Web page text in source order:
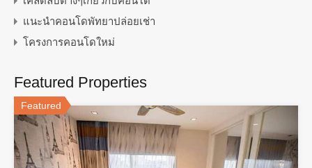
แนะนำคอนโดพัทยาปล่อยเช่า
โครงการคอนโดใหม่
Featured Properties
Featured